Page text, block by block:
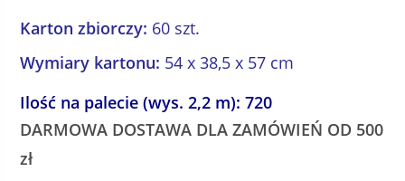
Karton zbiorczy: 60 szt.
Wymiary kartonu: 54 x 38,5 x 57 cm
Ilość na palecie (wys. 2,2 m): 720
DARMOWA DOSTAWA DLA ZAMÓWIEŃ OD 500
zł